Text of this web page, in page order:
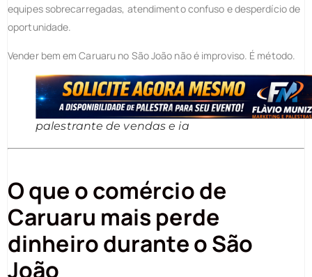
equipes sobrecarregadas, atendimento confuso e desperdício de
oportunidade.
Vender bem em Caruaru no São João não é improviso. É método.
palestrante de vendas e ia
O que o comércio de
Caruaru mais perde
dinheiro durante o São
João